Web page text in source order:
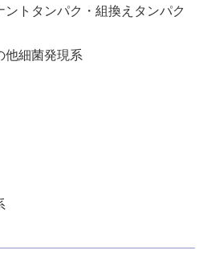
ントタンパク・組換えタンパク
他細菌発現系